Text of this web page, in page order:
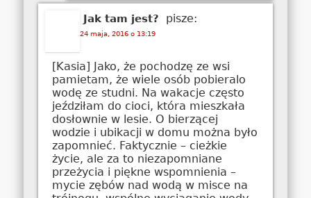
Jak tam jest? pisze:
24 maja, 2016 o 13:19
[Kasia] Jako, że pochodzę ze wsi
pamietam, że wiele osób pobieralo
wodę ze studni. Na wakacje często
jeździłam do cioci, która mieszkała
dosłownie w lesie. O bierzącej
wodzie i ubikacji w domu można było
zapomnieć. Faktycznie – cieżkie
życie, ale za to niezapomniane
przeżycia i piękne wspomnienia –
mycie zębów nad wodą w misce na